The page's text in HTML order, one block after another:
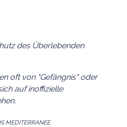
des Überlebenden
oft von "Gefängnis" oder
auf inoffizielle
MEDITERRANEE